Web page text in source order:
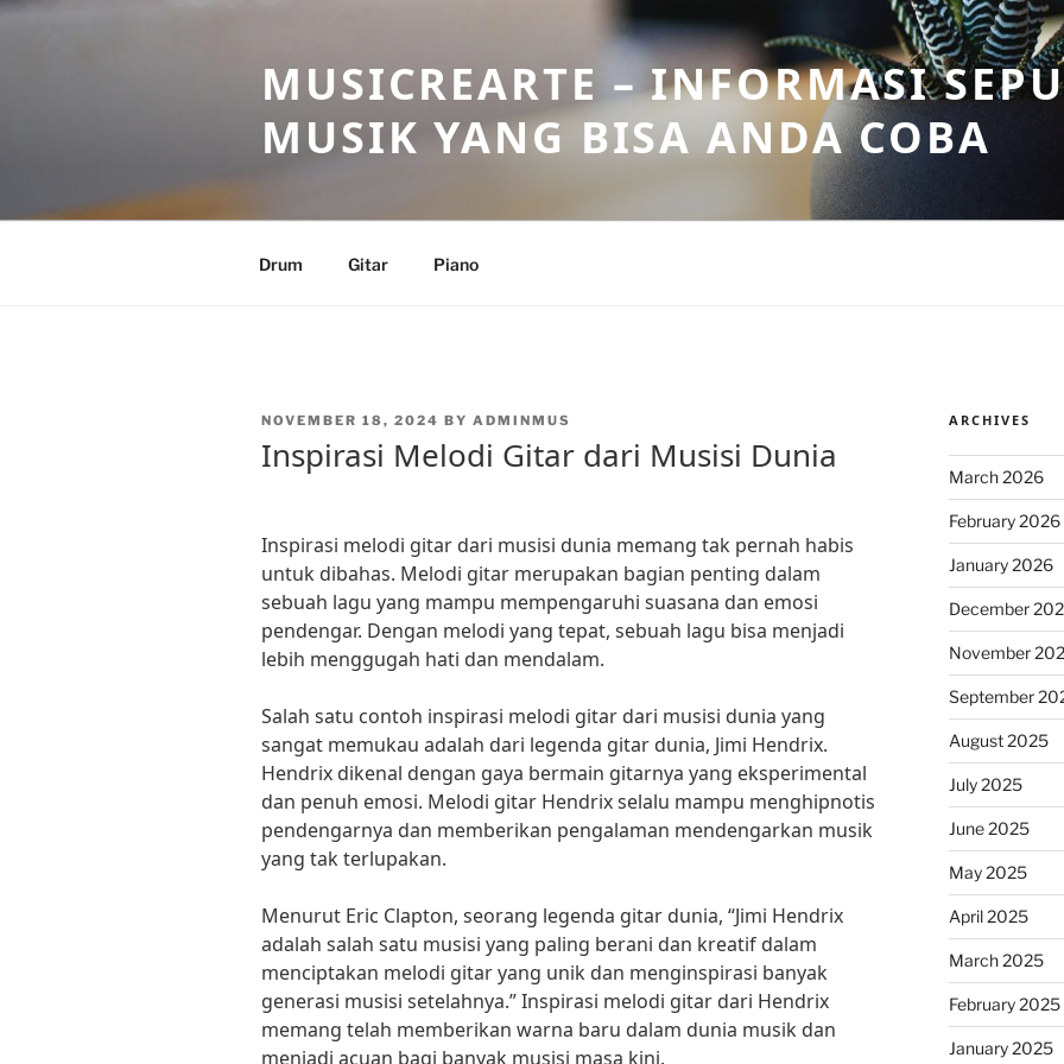
Skip
MUSICREARTE – INFORMASI
MUSIK YANG BISA ANDA COBA
Drum Gitar Piano
POSTED
NOVEMBER 18, 2024 BY ADMINMUS
Inspirasi Melodi Gitar dari Musisi Dunia
Inspirasi melodi gitar dari musisi dunia memang tak pernah habis
untuk dibahas. Melodi gitar merupakan bagian penting dalam
sebuah lagu yang mampu mempengaruhi suasana dan emosi
pendengar. Dengan melodi yang tepat, sebuah lagu bisa menjadi
lebih menggugah hati dan mendalam.
Salah satu contoh inspirasi melodi gitar dari musisi dunia yang
sangat memukau adalah dari legenda gitar dunia, Jimi Hendrix.
Hendrix dikenal dengan gaya bermain gitarnya yang eksperimental
dan penuh emosi. Melodi gitar Hendrix selalu mampu menghipnotis
pendengarnya dan memberikan pengalaman mendengarkan musik
yang tak terlupakan.
Menurut Eric Clapton, seorang legenda gitar dunia, “Jimi Hendrix
adalah salah satu musisi yang paling berani dan kreatif dalam
menciptakan melodi gitar yang unik dan menginspirasi banyak
generasi musisi setelahnya.” Inspirasi melodi gitar dari Hendrix
memang telah memberikan warna baru dalam dunia musik dan
menjadi acuan bagi banyak musisi masa kini.
ARCHIVES
March 2026
February 2026
January 2026
December
November
September
August 2025
July 2025
June 2025
May 2025
April 2025
March 2025
February 2025
January 2025